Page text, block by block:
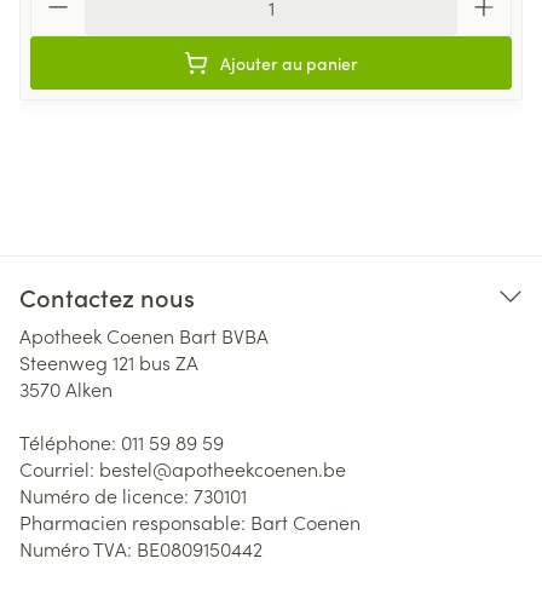
Ajouter au panier
Contactez nous
Apotheek Coenen Bart BVBA
Steenweg 121 bus ZA
3570Alken
Téléphone: 011 59 89 59
Courriel: bestel@apotheekcoenen.be
Numéro de licence: 730101
Pharmacien responsable: Bart Coenen
Numéro TVA: BE0809150442